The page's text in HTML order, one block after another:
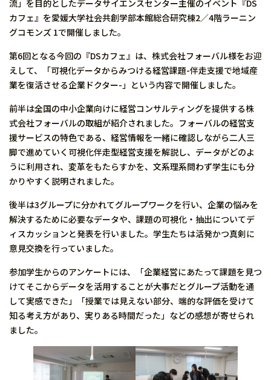
流」を目的としたデータサイエンスセンター主催のイベント『DS
カフェ』を愛媛大学社会共創学部本館総合研究棟2／4階ラーニン
グコモンズ 1で開催しました。
第6回となる今回の『DSカフェ』は、株式会社フォーバル様をお迎
えして、「可視化データからみつける経営課題-伴走支援で地域産
業を復活させる企業ドクター-」という内容で開催しました。
前半は全国の中小企業向けに経営コンサルティングを提供する株
式会社フォーバルの取組が紹介されました。フォーバルの経営支
援サービスの特色である、経営情報を一緒に確認しながら二人三
脚で進めていく可視化伴走型経営支援を解説し、データがどのよ
うに利用され、変革をもたらすかを、文系理系問わず学生にも分
かりやすく説明されました。
後半は3グループに分かれてグループワークを行い、企業の悩みを
解決するために必要なデータや、課題の可視化・抽出についてデ
ィスカッションと発表を行いました。学生たちは活発かつ真剣に
意見交換を行っていました。
参加学生からのアンケートには、「企業経営にあたって課題を見つ
けてそこからデータを活用することが大事だとグループ活動を通
して実感できた」「授業では見えない部分、端的な評価を受けて
知る考え方があり、実りある時間だった」などの感想が寄せられ
ました。